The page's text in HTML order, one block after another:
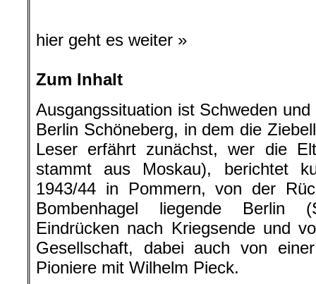
hier geht es weiter »
Zum Inhalt
Ausgangssituation ist Schweden
Berlin Schöneberg, in dem die
Leser erfährt zunächst, wer die
stammt aus Moskau), berichtet
1943/44 in Pommern, von der
Bombenhagel liegende Berlin
Eindrücken nach Kriegsende und
Gesellschaft, dabei auch von
Pioniere mit Wilhelm Pieck.